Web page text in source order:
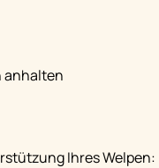
anhalten
Ihres Welpen: